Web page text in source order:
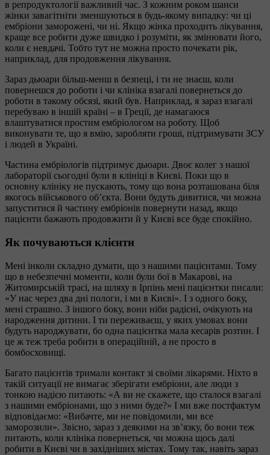
в репродуктології важливий час. З кожним роком шанси
жінки завагітніти зменшуються в будь-якому випадку: чи ці
ембріони заморожені, чи ні. Якщо жінка проходить лікування,
краще все робити дуже швидко і розуміти, як змінювати його,
коли є невдачі. Тобто тут не можна просто почекати рік,
наприклад, для продовження лікування.
Зараз дьюари більш-менш в безпеці, і ти не знаєш, коли
повернешся до роботи і чи клініка взагалі повернеться до
роботи в такому обсязі, який був. Наприклад, я зараз взагалі
перебуваю в іншій країні – в Греції, де намагаюся
влаштуватися простим ембріологом на роботу. Щоб
виконувати те, що я вмію, заробляти гроші, підтримувати ЗСУ
і людей в Україні.
Частина ембріологів підтримує дьюари. Двоє колег з нашої
лабораторії сьогодні були в клініці в Києві. Поки що в
основну клініку не пускають, тому що вона розташована біля
якогось військового об’єкта. Вони будуть дивитися, чи можна
запуститися й частину ембріонів повернути назад, якщо
пацієнти бажають продовжити й у Києві все буде спокійно.
Як почуваються клієнти
Мені інколи складно думати, що з нашими пацієнтами. Тому
що в небезпечні моменти, коли були бої в Макарові, на
Житомирській трасі, на шляху в Ірпінь мені пацієнтки писали:
«У нас через два дні пологи, і ми в Києві». І з одного боку,
мені страшно. З іншого боку, вони ніби радісні, очікують на
народження дитини. І ти переживаєш, у яких умовах вони
будуть народжувати, бо одна пацієнтка мала кесарів розтин. І
це ж теж треба робити в операційній, а не просто в
бомбосховищі.
Багато пацієнтів тримали контакт зі своїми лікарями. Ніхто в
такій ситуації не вимагає зберігати ембріони, але люди з
тонкою надією питають: «А ви не скажете, що сталося взагалі
з нашими ембріонами, що з ними буде?» І ми вже постфактум
відповідаємо: «Вибачте, ми не повідомили, ми все
заморозили». Звісно, зараз з деякими на зв’язку, бо вони теж
питають, коли клініка повернеться, чи можна щось далі
робити в Києві чи в західніших містах. Тому так, навіть зараз